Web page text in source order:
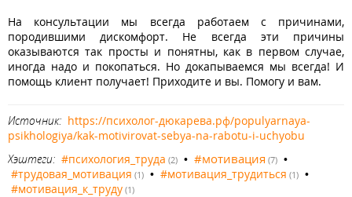
На консультации мы всегда работаем с причинами,
породившими дискомфорт. Не всегда эти причины
оказываются так просты и понятны, как в первом случае,
иногда надо и покопаться. Но докапываемся мы всегда! И
помощь клиент получает! Приходите и вы. Помогу и вам.
Источник: https://психолог-дюкарева.рф/populyarnaya-
psikhologiya/kak-motivirovat-sebya-na-rabotu-i-uchyobu
Хэштеги: #психология_труда (2) • #мотивация (7) •
#трудовая_мотивация (1) • #мотивация_трудиться (1) •
#мотивация_к_труду (1)